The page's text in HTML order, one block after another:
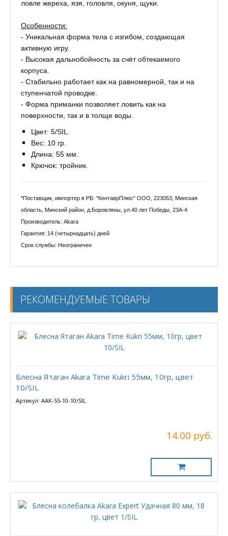
ловле жереха, язя, головля, окуня, щуки.
Особенности:
- Уникальная форма тела с изгибом, создающая
активную игру.
- Высокая дальнобойность за счёт обтекаемого
корпуса.
- Стабильно работает как на равномерной, так и на
ступенчатой проводке.
- Форма приманки позволяет ловить как на
поверхности, так и в толще воды.
Цвет: 5/SIL.
Вес: 10 гр.
Длина: 55 мм.
Крючок: тройник.
*Поставщик, импортер в РБ: "КентаврПлюс" ООО, 223053, Минская
область, Минский район, д.Боровляны, ул.40 лет Победы, 23А-4
Производитель: Akara
Гарантия: 14 (четырнадцать) дней
Срок службы: Неограничен
РЕКОМЕНДУЕМЫЕ ТОВАРЫ
Блесна Ятаган Akara Time Kukri 55мм, 10гр, цвет
10/SIL
Артикул: AAK-55-10-10/SIL
14.00 руб.